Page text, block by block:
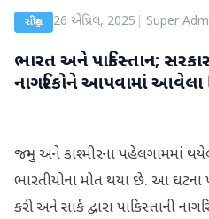
રાષ્ટ્રીય 26 એપ્રિલ, 2025 Super
ભારત અને પાકિસ્તાન;
નાગરિકોને આપવામાં આવેલા
જમ્મુ અને કાશ્મીરના પહેલગામમાં
ભારતીયોના મોત થયા છે. આ ઘટના
કરી અને સાર્ક દ્વારા પાકિસ્તાની